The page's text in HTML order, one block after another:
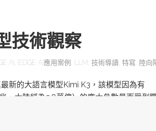
技術觀察
AI EDGE AI應用案例 LLM 技術導讀 特寫 陸向
新的大語言模型Kimi K3，該模型因為有
，大陸稱為2.8萬億）的龐大參數量而受到